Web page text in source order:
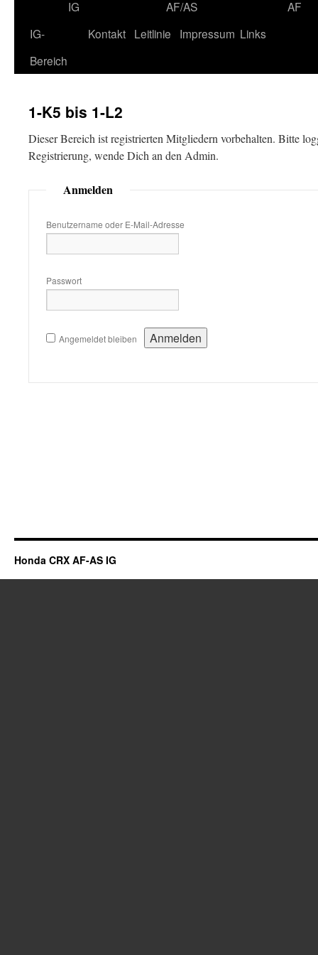
IG
AF/AS
AF
IG-
Bereich
Kontakt Leitlinie Impressum Links
1-K5 bis 1-L2
Dieser Bereich ist registrierten Mitgliedern vorbehalten. Bitte
Registrierung, wende Dich an den Admin.
Anmelden
Benutzername oder E-Mail-Adresse
Passwort
Angemeldet bleiben
Honda CRX AF-AS IG